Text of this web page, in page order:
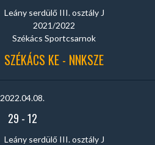
Leány serdülő III. osztály J
2021/2022
Székács Sportcsarnok
SZÉKÁCS KE - NNKSZE
2022.04.08.
29 -12
Leány serdülő III. osztály J